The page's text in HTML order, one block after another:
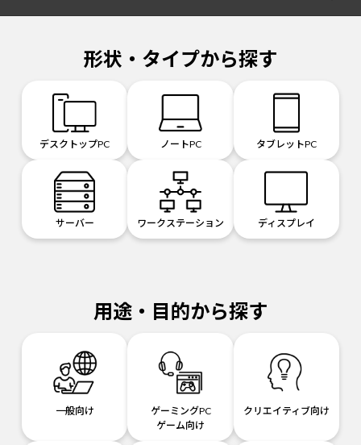
形状・タイプから探す
デスクトップPC ノートPC タブレットPC
サーバー ワークステーション ディスプレイ
用途・目的から探す
一般向け
ゲーミングPC
ゲーム向け
クリエイティブ向け